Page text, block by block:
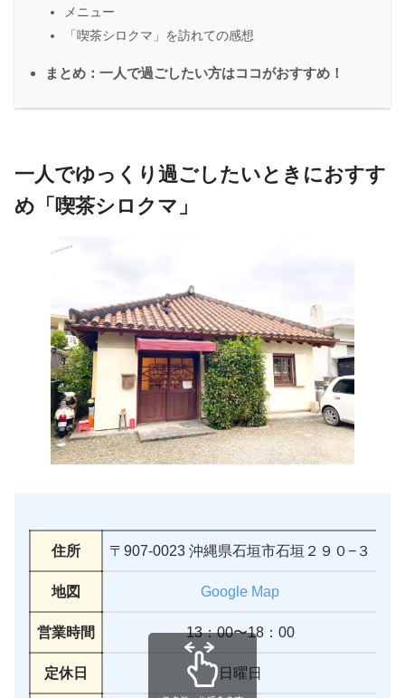
メニュー
「喫茶シロクマ」を訪れての感想
まとめ：一人で過ごしたい方はココがおすすめ！
一人でゆっくり過ごしたいときにおすす
め「喫茶シロクマ」
住所 〒907-0023 沖縄県石垣市石垣２９０−３
地図 Google Map
営業時間 13：00〜18：00
定休日 日曜日